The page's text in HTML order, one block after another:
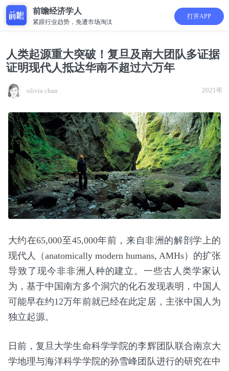
前瞻经济学人
紧跟行业趋势，免遭市场淘汰
打开APP
人类起源重大突破！复旦及南大团队多证据
证明现代人抵达华南不超过六万年
olivia chan 2021年
大约在65,000至45,000年前，来自非洲的解剖学上的
现代人（anatomically modern humans, AMHs）的扩张
导致了现今非非洲人种的建立。一些古人类学家认
为，基于中国南方多个洞穴的化石发现表明，中国人
可能早在约12万年前就已经在此定居，主张中国人为
独立起源。
日前，复旦大学生命科学学院的李辉团队联合南京大
学地理与海洋科学学院的孙雪峰团队进行的研究在中